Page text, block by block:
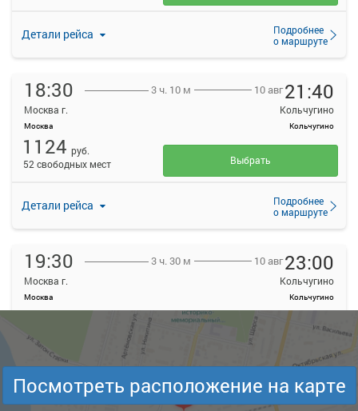
Детали рейса
Подробнее
о маршруте
18:30
Москва г.
Москва
3 ч. 10 м 10 авг21:40
Кольчугино
Кольчугино
Детали рейса
Подробнее
о маршруте
1124 руб.
52 свободных мест
Выбрать
19:30
Москва г.
Москва
3 ч. 30 м 10 авг23:00
Кольчугино
Кольчугино
Детали рейса
о маршруте
1124
53 свободных мест
Выбрать
Посмотреть расположение на карте